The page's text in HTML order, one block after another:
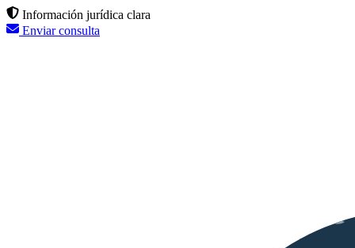
Información jurídica clara
Enviar consulta